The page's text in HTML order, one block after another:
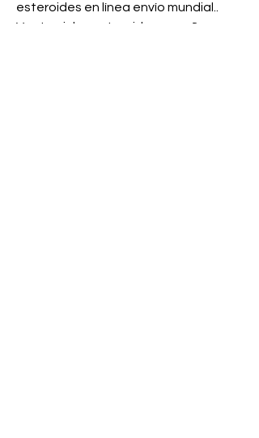
esteroides en línea envío mundial..
Venta ciclos esteroides españa,